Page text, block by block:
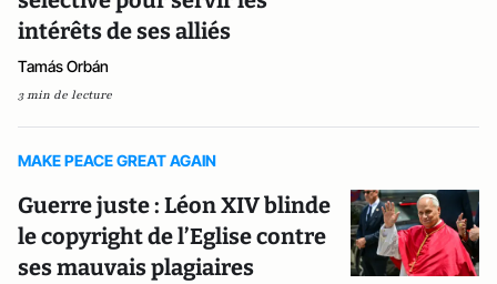
intérêts de ses alliés
Tamás Orbán
3 min de lecture
MAKE PEACE GREAT AGAIN
Guerre juste : Léon XIV blinde
le copyright de l’Eglise contre
ses mauvais plagiaires